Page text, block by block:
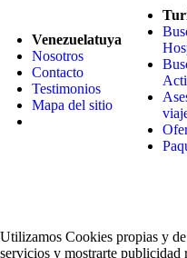
Venezuelatuya
Nosotros
Contacto
Testimonios
Mapa del sitio
Utilizamos Cookies propias y
servicios y mostrarte publicidad